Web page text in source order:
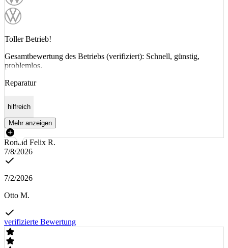
Toller Betrieb!
Gesamtbewertung des Betriebs (verifiziert): Schnell, günstig,
problemlos.
Reparatur
hilfreich
Mehr anzeigen
Ronald Felix R.
7/8/2026
7/2/2026
Otto M.
verifizierte Bewertung